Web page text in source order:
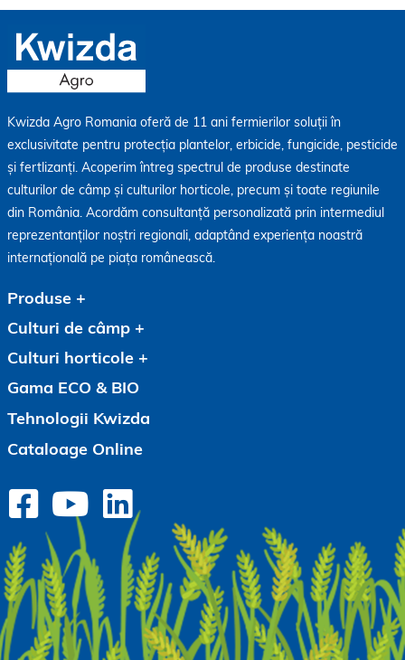
Kwizda Agro Romania oferă de 11 ani fermierilor soluții în
exclusivitate pentru protecția plantelor, erbicide, fungicide, pesticide
și fertlizanți. Acoperim întreg spectrul de produse destinate
culturilor de câmp și culturilor horticole, precum și toate regiunile
din România. Acordăm consultanță personalizată prin intermediul
reprezentanților noștri regionali, adaptând experiența noastră
internațională pe piața românească.
Produse
Culturi de câmp
Culturi horticole
Gama ECO & BIO
Tehnologii Kwizda
Cataloage Online